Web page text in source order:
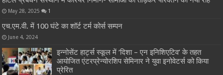
May 28, 2025 1
एच.एम.वी. में 100 घंटे का शॉर्ट टर्म कोर्स सम्पन
June 4, 2024
इन्नोसेंट हार्ट्स स्कूल में ‘दिशा – एन इनिशिएटिव’ के तहत
आयोजित एंटरप्रेन्योरशिप सेमिनार ने युवा इनोवेटर्स को किया
प्रेरित